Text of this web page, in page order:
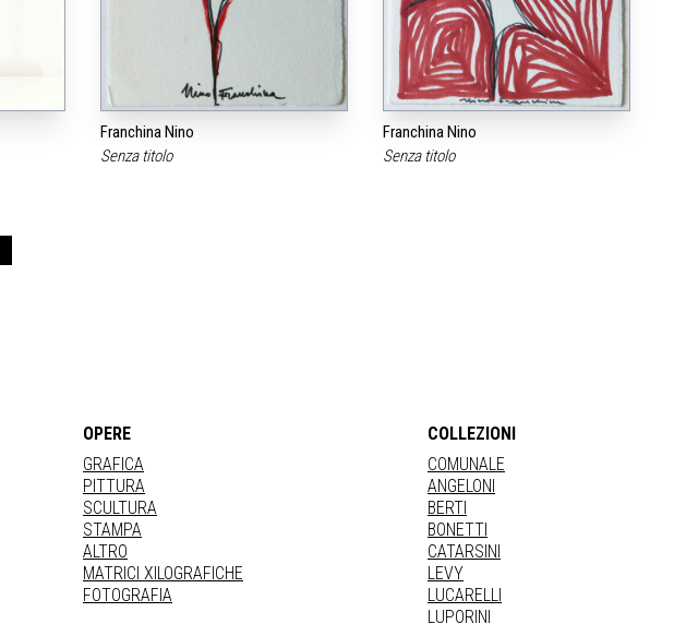
Franchina Nino
Senza titolo
Franchina Nino
Senza titolo
OPERE
GRAFICA
PITTURA
SCULTURA
STAMPA
ALTRO
MATRICI XILOGRAFICHE
FOTOGRAFIA
COLLEZIONI
COMUNALE
ANGELONI
BERTI
BONETTI
CATARSINI
LEVY
LUCARELLI
LUPORINI